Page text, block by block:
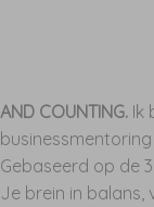
AND COUNTING. Ik
Gebaseerd op de
Je brein in balans,